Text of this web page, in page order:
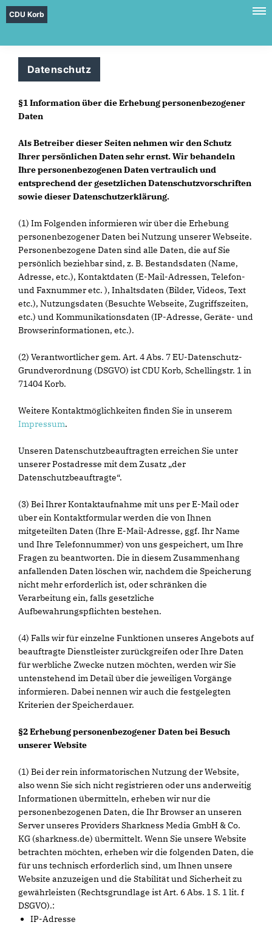
CDU Korb
Datenschutz
§1 Information über die Erhebung personenbezogener
Daten
Als Betreiber dieser Seiten nehmen wir den Schutz
Ihrer persönlichen Daten sehr ernst. Wir behandeln
Ihre personenbezogenen Daten vertraulich und
entsprechend der gesetzlichen Datenschutzvorschriften
sowie dieser Datenschutzerklärung.
(1) Im Folgenden informieren wir über die Erhebung
personenbezogener Daten bei Nutzung unserer Webseite.
Personenbezogene Daten sind alle Daten, die auf Sie
persönlich beziehbar sind, z. B. Bestandsdaten (Name,
Adresse, etc.), Kontaktdaten (E-Mail-Adressen, Telefon-
und Faxnummer etc. ), Inhaltsdaten (Bilder, Videos, Text
etc.), Nutzungsdaten (Besuchte Webseite, Zugriffszeiten,
etc.) und Kommunikationsdaten (IP-Adresse, Geräte- und
Browserinformationen, etc.).
(2) Verantwortlicher gem. Art. 4 Abs. 7 EU-Datenschutz-
Grundverordnung (DSGVO) ist CDU Korb, Schellingstr. 1 in
71404 Korb.
Weitere Kontaktmöglichkeiten finden Sie in unserem
Impressum.
Unseren Datenschutzbeauftragten erreichen Sie unter
unserer Postadresse mit dem Zusatz „der
Datenschutzbeauftragte“.
(3) Bei Ihrer Kontaktaufnahme mit uns per E-Mail oder
über ein Kontaktformular werden die von Ihnen
mitgeteilten Daten (Ihre E-Mail-Adresse, ggf. Ihr Name
und Ihre Telefonnummer) von uns gespeichert, um Ihre
Fragen zu beantworten. Die in diesem Zusammenhang
anfallenden Daten löschen wir, nachdem die Speicherung
nicht mehr erforderlich ist, oder schränken die
Verarbeitung ein, falls gesetzliche
Aufbewahrungspflichten bestehen.
(4) Falls wir für einzelne Funktionen unseres Angebots auf
beauftragte Dienstleister zurückgreifen oder Ihre Daten
für werbliche Zwecke nutzen möchten, werden wir Sie
untenstehend im Detail über die jeweiligen Vorgänge
informieren. Dabei nennen wir auch die festgelegten
Kriterien der Speicherdauer.
§2 Erhebung personenbezogener Daten bei Besuch
unserer Website
(1) Bei der rein informatorischen Nutzung der Website,
also wenn Sie sich nicht registrieren oder uns anderweitig
Informationen übermitteln, erheben wir nur die
personenbezogenen Daten, die Ihr Browser an unseren
Server unseres Providers Sharkness Media GmbH & Co.
KG (sharkness.de) übermittelt. Wenn Sie unsere Website
betrachten möchten, erheben wir die folgenden Daten, die
für uns technisch erforderlich sind, um Ihnen unsere
Website anzuzeigen und die Stabilität und Sicherheit zu
gewährleisten (Rechtsgrundlage ist Art. 6 Abs. 1 S. 1 lit. f
DSGVO).:
IP-Adresse